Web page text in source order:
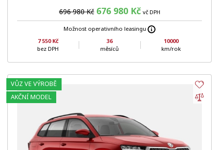
696 980 Kč 676 980 Kč vč DPH
Možnost operativního leasingu
7 550 Kč
bez DPH
36
měsíců
10000
km/rok
VŮZ VE VÝROBĚ
AKČNÍ MODEL